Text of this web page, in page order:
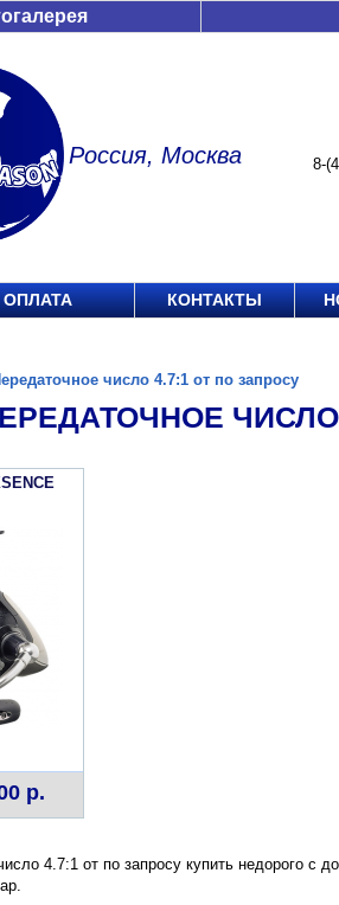
Россия, Москва 8-
КОНТАКТЫ
число 4.7:1 от по запросу
р.
4.7:1 от по запросу купить недорого с